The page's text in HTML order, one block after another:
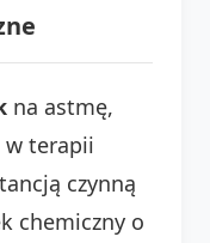
na astmę,
w terapii
czynną
chemiczny o